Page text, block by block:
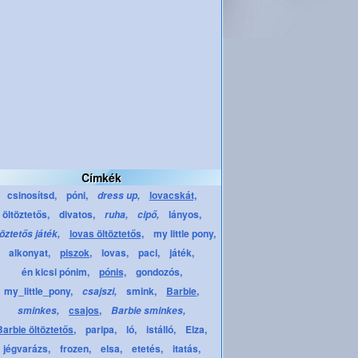
Címkék
csinosítsd, póni, dress up,
lovacskát,
öltöztetős,
divatos, ruha, cipő, lányos,
játék, lovas öltöztetős,
my little pony,
alkonyat,
piszok, lovas, paci,
játék,
én kicsi pónim,
pónis,
gondozós,
my_little_pony,
csajszi, smink, Barbie,
sminkes, csajos, Barbie sminkes,
öltöztetős, paripa, ló, istálló,
Elza,
jégvarázs,
frozen, elsa, etetés, itatás,